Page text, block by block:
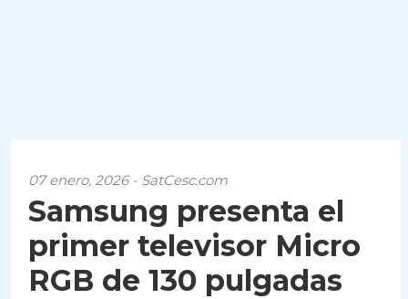
07 enero, 2026 - SatCesc.com
Samsung presenta el
primer televisor Micro
RGB de 130 pulgadas